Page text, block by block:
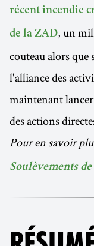
récent incendie
de la ZAD, un
couteau alors
l'alliance des
maintenant
des actions
Pour en savoir
Soulèvements